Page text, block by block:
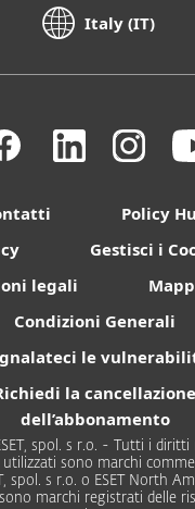
Italy (IT)
Policy
Gestisci i
legali
Condizioni Generali
le
la cancellazione
dell’abbonamento
spol. s r.o. - Tutti i diritti
utilizzati sono marchi
spol. s r.o. o ESET North
marchi registrati delle